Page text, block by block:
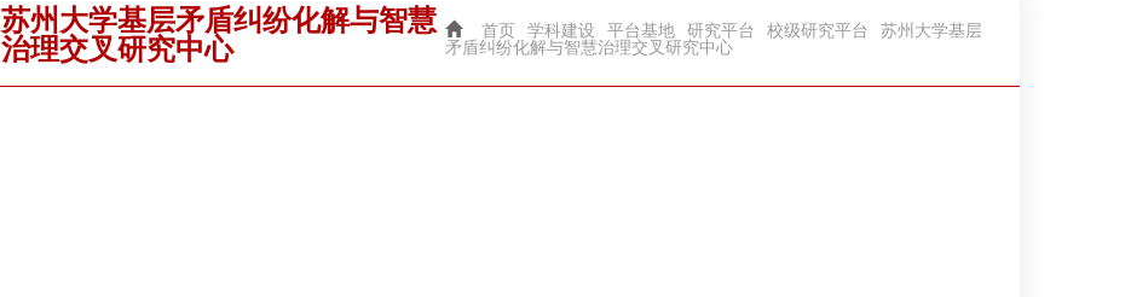
苏州大学基层矛盾纠纷化解与智慧
治理交叉研究中心
首页 学科建设 平台基地 研究平台 校级研究平台
苏州大学基层
矛盾纠纷化解与智慧治理交叉研究中心